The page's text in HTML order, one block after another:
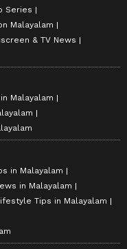
Series
Malayalam
& TV News
Malayalam
in Malayalam
in Malayalam
Tips in Malayalam